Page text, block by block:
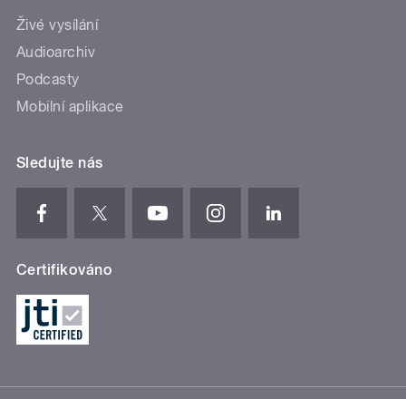
Živé vysílání
Audioarchiv
Podcasty
Mobilní aplikace
Sledujte nás
Certifikováno